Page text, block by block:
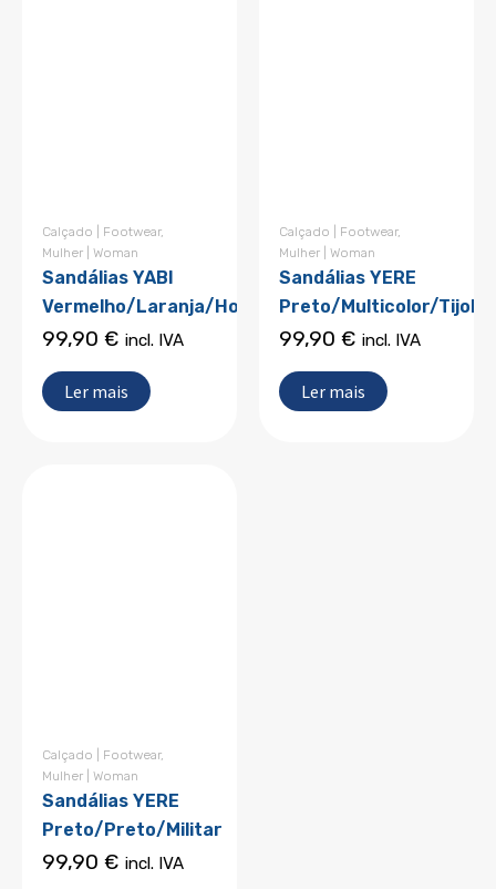
Calçado | Footwear,
Mulher | Woman
Sandálias YABI
Vermelho/Laranja/Hortelâ
99,90 € incl. IVA
Ler mais
Calçado | Footwear,
Mulher | Woman
Sandálias YERE
Preto/Multicolor/Tijolo
99,90 € incl. IVA
Ler mais
Calçado | Footwear,
Mulher | Woman
Sandálias YERE
Preto/Preto/Militar
99,90 € incl. IVA